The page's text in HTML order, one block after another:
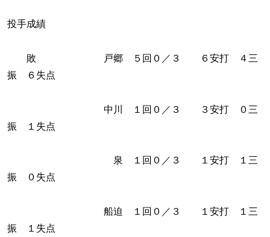
投手成績
敗 戸郷 ５回０／３ ６安打 ４三
振 ６失点
中川 １回０／３ ３安打 ０三
振 １失点
泉 １回０／３ １安打 １三
振 ０失点
船迫 １回０／３ １安打 １三
振 １失点